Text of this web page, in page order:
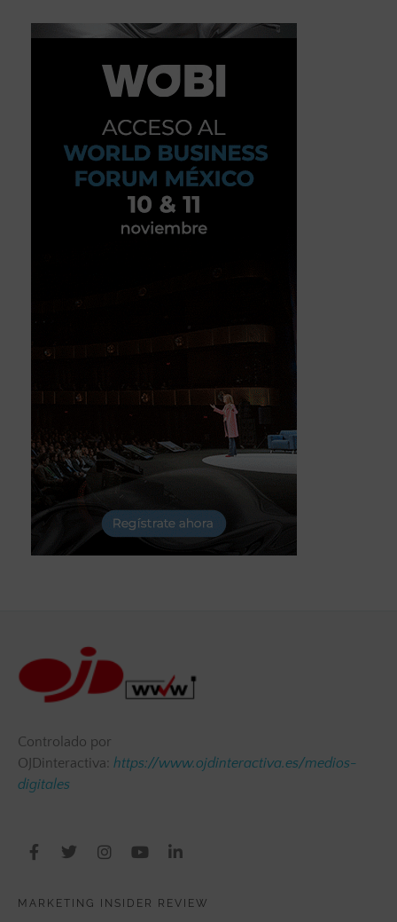
Controlado por
OJDinteractiva: https://www.ojdinteractiva.es/medios-
digitales
MARKETING INSIDER REVIEW